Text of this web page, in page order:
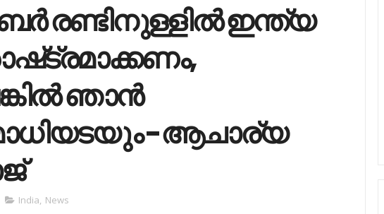
രണ്ടിനുള്ളിൽ ഇന്ത്യ
ഞാൻ
-ആചാര്യ
India, News